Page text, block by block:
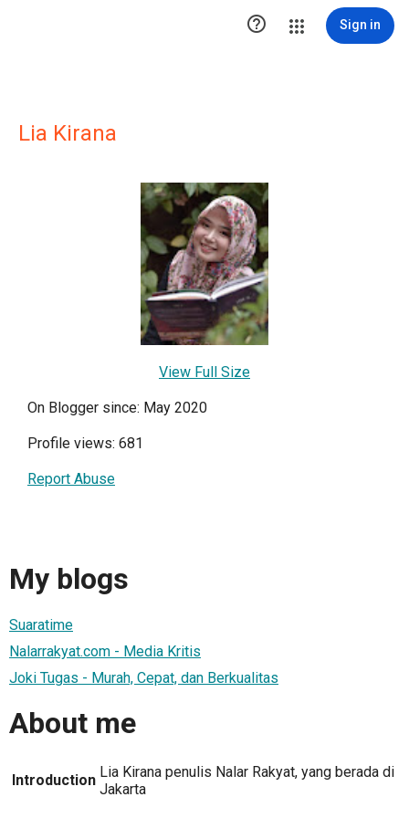
 Sign in
Lia Kirana
View Full Size
On Blogger since: May 2020
Profile views: 681
Report Abuse
My blogs
Suaratime
Nalarrakyat.com - Media Kritis
Joki Tugas - Murah, Cepat, dan Berkualitas
About me
Introduction Lia Kirana penulis Nalar Rakyat, yang berada di
Jakarta